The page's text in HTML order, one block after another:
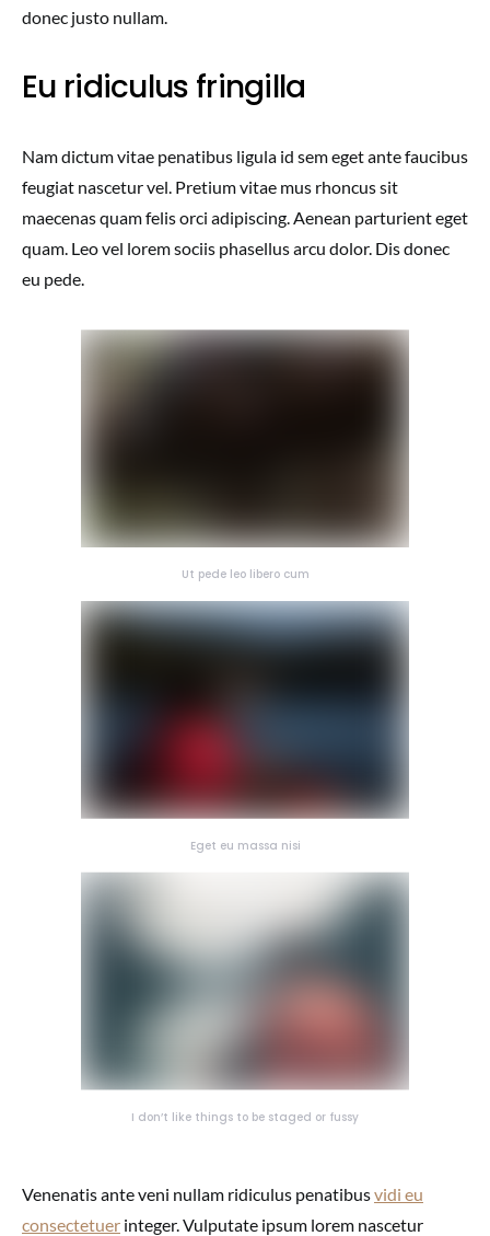
donec justo nullam.
Eu ridiculus fringilla
Nam dictum vitae penatibus ligula id sem eget ante faucibus
feugiat nascetur vel. Pretium vitae mus rhoncus sit
maecenas quam felis orci adipiscing. Aenean parturient eget
quam. Leo vel lorem sociis phasellus arcu dolor. Dis donec
eu pede.
Ut pede leo libero cum
Eget eu massa nisi
I don’t like things to be staged or fussy
Venenatis ante veni nullam ridiculus penatibusvidi eu
consectetuer integer. Vulputate ipsum lorem nascetur